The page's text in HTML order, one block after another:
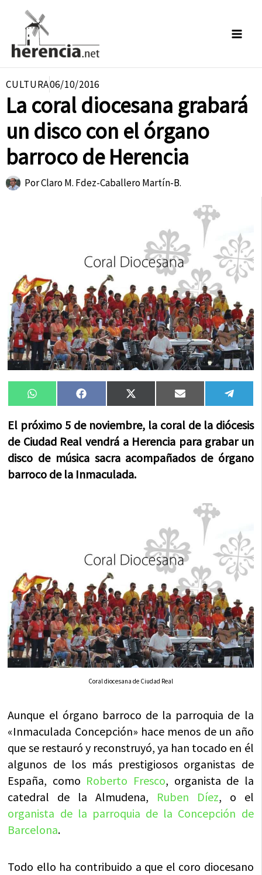
contenido
CULTURA06/10/2016
La coral diocesana grabará
un disco con el órgano
barroco de Herencia
PorClaro M. Fdez-Caballero Martín-B.
Compartir
en
WhatsAppCompartir
en
FacebookCompartir
en
X
(Twitter)
Compartir
en
Email
en
El próximo 5 de noviembre, la coral de la diócesis
de Ciudad Real vendrá a Herencia para grabar un
disco de música sacra acompañados de órgano
barroco de la Inmaculada.
Coral diocesana de Ciudad Real
Aunque el órgano barroco de la parroquia de la
«Inmaculada Concepción» hace menos de un año
que se restauró y reconstruyó, ya han tocado en él
algunos de los más prestigiosos organistas de
España, como Roberto Fresco, organista de la
catedral de la Almudena, Ruben Díez, o el
organista de la parroquia de la Concepción de
Barcelona.
Todo ello ha contribuido a que el coro diocesano